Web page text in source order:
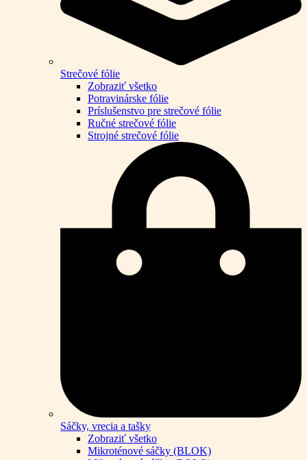
Strečové fólie
Zobraziť všetko
Potravinárske fólie
Príslušenstvo pre strečové fólie
Ručné strečové fólie
Strojné strečové fólie
Sáčky, vrecia a tašky
Zobraziť všetko
Mikroténové sáčky (BLOK)